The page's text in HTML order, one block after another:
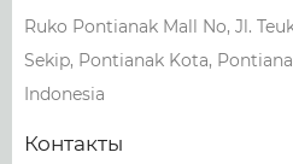
Ruko Pontianak Mall No, Jl.
Sekip, Pontianak Kota,
Indonesia
Контакты